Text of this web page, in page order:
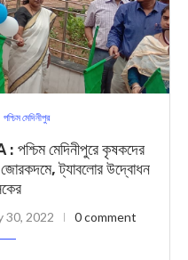
পশ্চিম মেদিনীপুর
মেদিনীপুরে কৃষকদের
ট্যাবলোর উদ্বোধন
30, 2022 0 comment